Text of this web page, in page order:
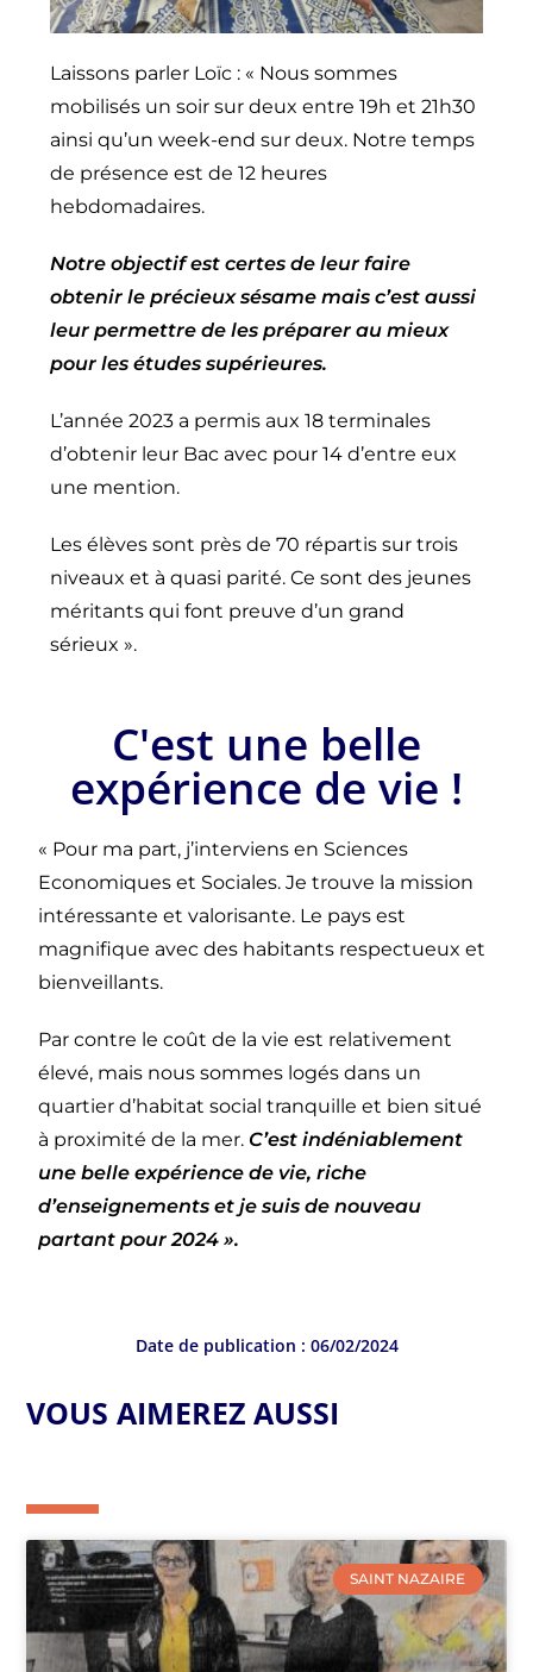
Laissons parler Loïc : « Nous sommes
mobilisés un soir sur deux entre 19h et 21h30
ainsi qu’un week-end sur deux. Notre temps
de présence est de 12 heures
hebdomadaires.
Notre objectif est certes de leur faire
obtenir le précieux sésame mais c’est aussi
leur permettre de les préparer au mieux
pour les études supérieures.
L’année 2023 a permis aux 18 terminales
d’obtenir leur Bac avec pour 14 d’entre eux
une mention.
Les élèves sont près de 70 répartis sur trois
niveaux et à quasi parité. Ce sont des jeunes
méritants qui font preuve d’un grand
sérieux ».
C'est une belle
expérience de vie !
« Pour ma part, j’interviens en Sciences
Economiques et Sociales. Je trouve la mission
intéressante et valorisante. Le pays est
magnifique avec des habitants respectueux et
bienveillants.
Par contre le coût de la vie est relativement
élevé, mais nous sommes logés dans un
quartier d’habitat social tranquille et bien situé
à proximité de la mer. C’est indéniablement
une belle expérience de vie, riche
d’enseignements et je suis de nouveau
partant pour 2024 ».
Date de publication : 06/02/2024
VOUS AIMEREZ AUSSI
SAINT NAZAIRE